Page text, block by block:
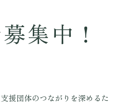
集中！
援団体のつながりを深めるた